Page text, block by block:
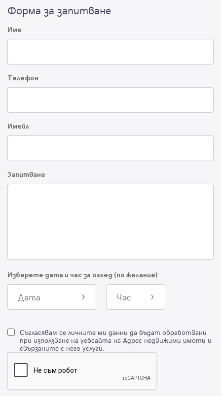
Форма за запитване
Име
Телефон
Имейл
Запитване
Изберете дата и час за оглед (по желание)
Дата Час
Съгласявам се личните ми данни да бъдат обработвани
при използване на уебсайта на Адрес недвижими имоти и
свързаните с него услуги.